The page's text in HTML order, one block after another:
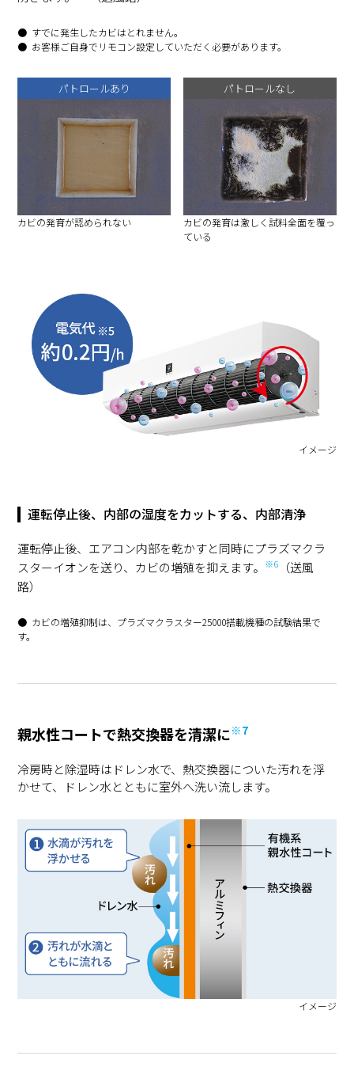
すでに発生したカビはとれません。
お客様ご自身でリモコン設定していただく必要があります。
パトロールあり
カビの発育が認められない
パトロールなし
カビの発育は激しく試料全面を覆っ
ている
イメージ
運転停止後、内部の湿度をカットする、内部清浄
運転停止後、エアコン内部を乾かすと同時にプラズマクラ
スターイオンを送り、カビの増殖を抑えます。
※6
（送風
路）
カビの増殖抑制は、プラズマクラスター25000搭載機種の試験結果で
す。
親水性コートで熱交換器を清潔に※7
冷房時と除湿時はドレン水で、熱交換器についた汚れを浮
かせて、ドレン水とともに室外へ洗い流します。
イメージ